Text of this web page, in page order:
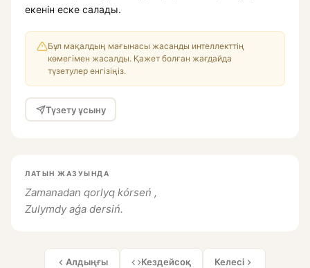
екенін еске салады.
Бұл мақалдың мағынасы жасанды интеллекттің
көмегімен жасалды. Қажет болған жағдайда
түзетулер енгізіңіз.
Түзету ұсыну
ЛАТЫН ЖАЗУЫНДА
Zamanadan qorlyq kórseń ,
Zulymdy aǵa dersiń.
Алдыңғы Кездейсоқ Келесі